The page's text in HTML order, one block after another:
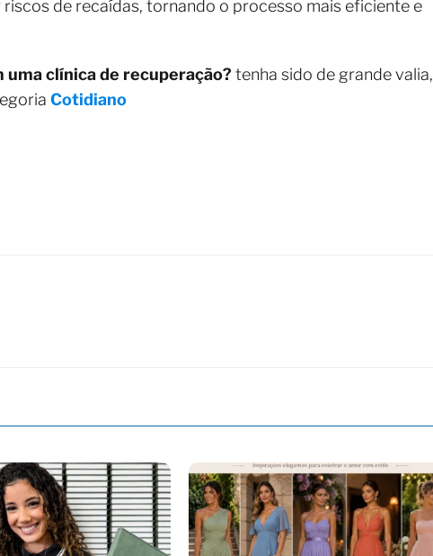
de recaídas, tornando o processo mais eficiente e
uma clínica de recuperação?tenha sido de grande valia,
Cotidiano